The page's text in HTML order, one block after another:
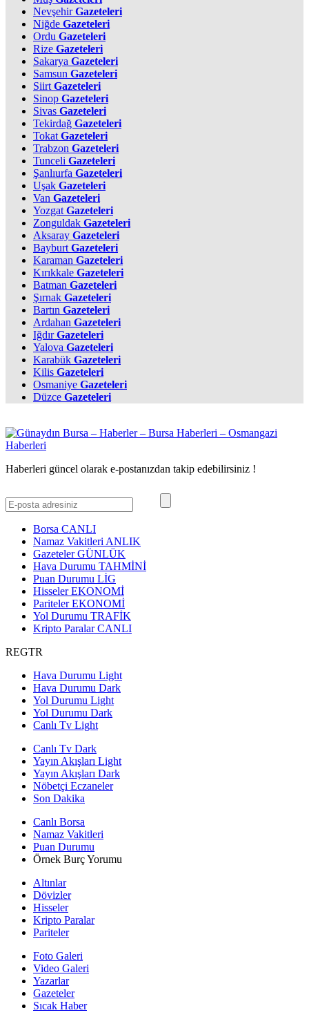
NevşehirGazeteleri
Niğde Gazeteleri
Ordu Gazeteleri
Rize Gazeteleri
Sakarya Gazeteleri
Samsun Gazeteleri
Siirt Gazeteleri
Sinop Gazeteleri
Sivas Gazeteleri
Tekirdağ Gazeteleri
Tokat Gazeteleri
Trabzon Gazeteleri
Tunceli Gazeteleri
Şanlıurfa Gazeteleri
Uşak Gazeteleri
Van Gazeteleri
Yozgat Gazeteleri
Zonguldak Gazeteleri
Aksaray Gazeteleri
Bayburt Gazeteleri
Karaman Gazeteleri
Kırıkkale Gazeteleri
Batman Gazeteleri
Şırnak Gazeteleri
Bartın Gazeteleri
Ardahan Gazeteleri
IğdırGazeteleri
Yalova Gazeteleri
Karabük Gazeteleri
Kilis Gazeteleri
Osmaniye Gazeteleri
Düzce Gazeteleri
Haberleri güncel olarak e-postanızdan takip edebilirsiniz !
Borsa CANLI
Namaz Vakitleri ANLIK
GazetelerGÜNLÜK
Hava Durumu TAHMİNİ
Puan Durumu LİG
HisselerEKONOMİ
ParitelerEKONOMİ
Yol Durumu TRAFİK
Kripto ParalarCANLI
REGTR
Hava Durumu Light
Hava Durumu Dark
Yol Durumu Light
Yol Durumu Dark
Canlı Tv Light
Canlı Tv Dark
Yayın Akışları Light
Yayın Akışları Dark
Nöbetçi Eczaneler
Son Dakika
Canlı Borsa
Namaz Vakitleri
Puan Durumu
Örnek Burç Yorumu
Altınlar
Dövizler
Hisseler
Kripto Paralar
Pariteler
Foto Galeri
Video Galeri
Yazarlar
Gazeteler
Sıcak Haber